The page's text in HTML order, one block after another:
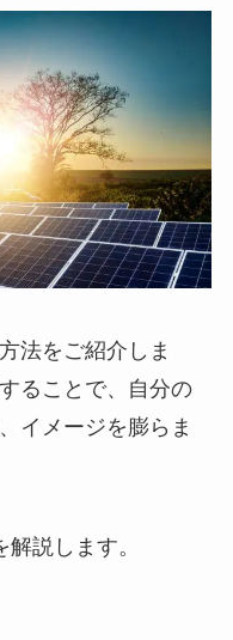
法をご紹介しま
ることで、自分の
イメージを膨らま
説します。